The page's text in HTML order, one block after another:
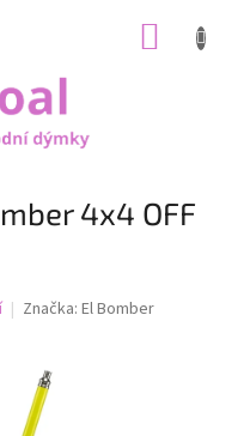
4x4 OFF
Značka: El Bomber